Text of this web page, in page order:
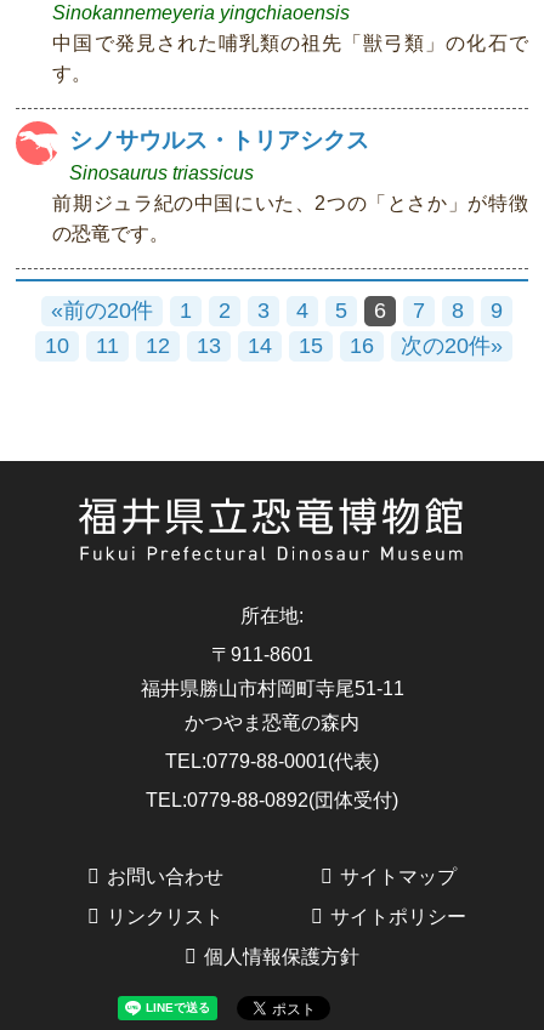
Sinokannemeyeria yingchiaoensis
中国で発見された哺乳類の祖先「獣弓類」の化石で
す。
シノサウルス・トリアシクス
Sinosaurus triassicus
前期ジュラ紀の中国にいた、2つの「とさか」が特徴
の恐竜です。
«前の20件 1 2 3 4 5 6 7 8
9
10
11 12 13 14 15 16 次の20件»
所在地:
〒911-8601
福井県勝山市村岡町寺尾51-11
かつやま恐竜の森内
TEL:0779-88-0001(代表)
TEL:0779-88-0892(団体受付)
お問い合わせ
サイトマップ
リンクリスト
サイトポリシー
個人情報保護方針